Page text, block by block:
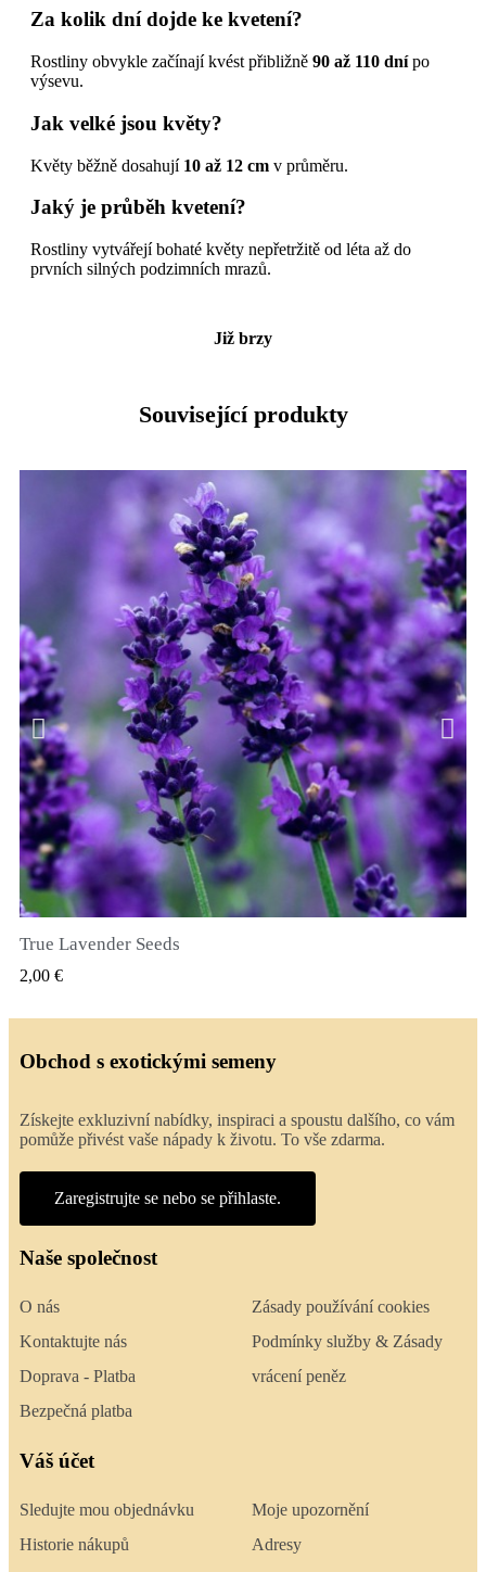
Za kolik dní dojde ke kvetení?
Rostliny obvykle začínají kvést přibližně 90 až 110 dnípo
výsevu.
Jak velké jsou květy?
Květy běžně dosahují 10 až 12 cm v průměru.
Jaký je průběh kvetení?
Rostliny vytvářejí bohaté květy nepřetržitě od léta až do
prvních silných podzimních mrazů.
Již brzy
Související produkty
True Lavender Seeds
2,00 €
Obchod s exotickými semeny
Získejte exkluzivní nabídky, inspiraci a spoustu dalšího, co vám
pomůže přivést vaše nápady k životu. To vše zdarma.
Zaregistrujte se nebo se přihlaste.
Naše společnost
O nás
Kontaktujte nás
Doprava - Platba
Bezpečná platba
Zásady používání cookies
Podmínky služby & Zásady
vrácení peněz
Váš účet
Sledujte mou objednávku
Historie nákupů
Moje upozornění
Adresy